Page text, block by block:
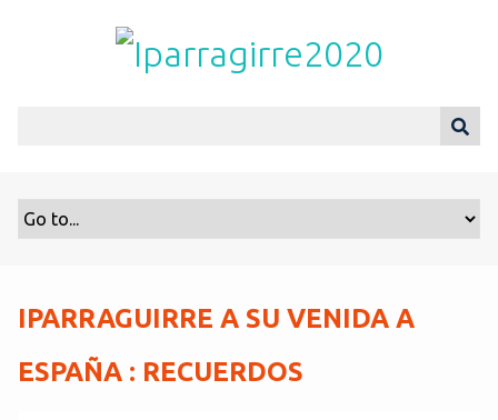
IPARRAGUIRRE A SU VENIDA A
ESPAÑA : RECUERDOS